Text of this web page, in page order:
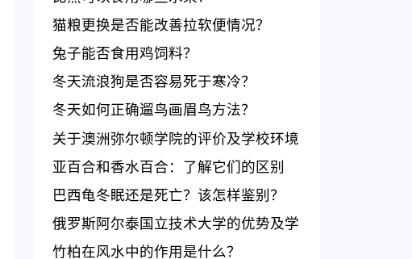
猫粮更换是否能改善拉软便情况？
兔子能否食用鸡饲料？
冬天流浪狗是否容易死于寒冷？
冬天如何正确遛鸟画眉鸟方法？
关于澳洲弥尔顿学院的评价及学校环境
亚百合和香水百合：了解它们的区别
巴西龟冬眠还是死亡？该怎样鉴别？
俄罗斯阿尔泰国立技术大学的优势及学
位课程概述
竹柏在风水中的作用是什么？